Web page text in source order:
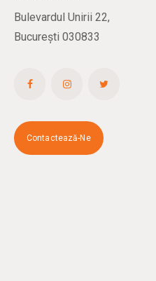
Bulevardul Unirii 22,
București 030833
Contactează-Ne